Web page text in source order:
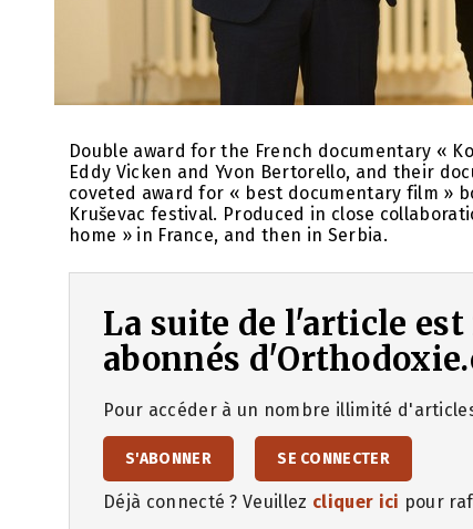
Double award for the French documentary «
Eddy Vicken and Yvon Bertorello, and their
coveted award for « best documentary film »
Kruševac festival. Produced in close
home » in France, and then in Serbia.
La suite de l'article est
abonnés
Pour accéder à un nombre illimité
S'ABONNER SE CONNECTER
Déjà connecté ? Veuillez cliquer ici pour